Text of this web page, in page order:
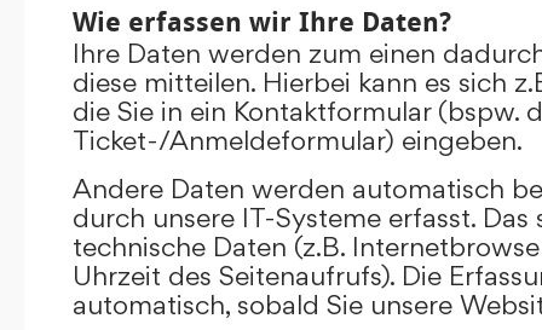
Wie erfassen wir Ihre Daten?
Ihre Daten werden zum einen
diese mitteilen. Hierbei kann es sich
die Sie in ein Kontaktformular (bspw.
Ticket-/Anmeldeformular) eingeben.
Andere Daten werden automatisch
durch unsere IT-Systeme erfasst. Das
technische Daten (z.B.
Uhrzeit des Seitenaufrufs). Die
automatisch, sobald Sie unsere